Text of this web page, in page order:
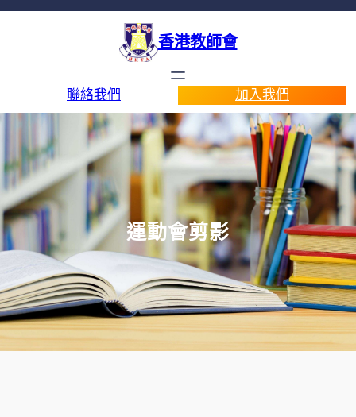
香港教師會
聯絡我們 加入我們
運動會剪影